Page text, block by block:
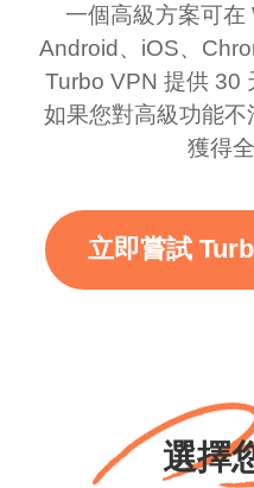
道這是為了支
人的 VPN，老
應該放更多廣
們更大的範圍
使用這個時，
很快了，我只
用免費服務以
目前為止還沒看
廣告。滿分 10/
一個高級方案可在
Android、iOS、
Turbo VPN 提供 30
如果您對高級功能
獲得
立即嘗試
選擇